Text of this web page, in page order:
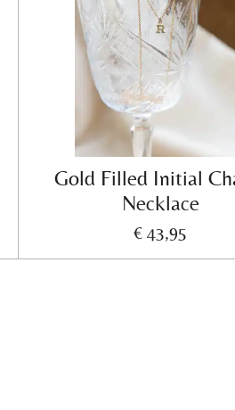
Gold Filled Initial
Necklace
€ 43,95